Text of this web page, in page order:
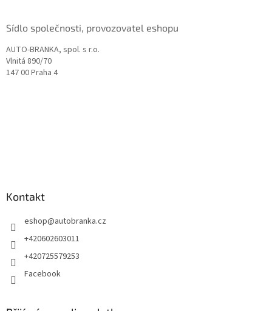
Sídlo společnosti, provozovatel eshopu
AUTO-BRANKA, spol. s r.o.
Vlnitá 890/70
147 00 Praha 4
Kontakt
eshop@autobranka.cz
+420602603011
+420725579253
Facebook